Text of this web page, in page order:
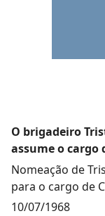
O brigadeiro
assume o cargo
Nomeação de
para o cargo de
10/07/1968